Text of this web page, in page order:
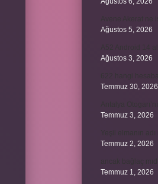
Ağustos 5, 2026
Ağustos 3, 2026
Temmuz 30, 2026
Temmuz 3, 2026
Temmuz 2, 2026
Temmuz 1, 2026